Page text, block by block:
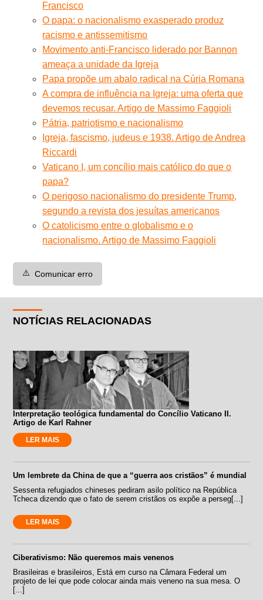
Francisco
O papa: o nacionalismo exasperado produz
racismo e antissemitismo
Movimento anti-Francisco liderado por Bannon
ameaça a unidade da Igreja
Papa propõe um abalo radical na Cúria Romana
A compra de influência na Igreja: uma oferta que
devemos recusar. Artigo de Massimo Faggioli
Pátria, patriotismo e nacionalismo
Igreja, fascismo, judeus e 1938. Artigo de Andrea
Riccardi
Vaticano I, um concílio mais católico do que o
papa?
O perigoso nacionalismo do presidente Trump,
segundo a revista dos jesuítas americanos
O catolicismo entre o globalismo e o
nacionalismo. Artigo de Massimo Faggioli
⚠️ Comunicar erro
NOTÍCIAS RELACIONADAS
Interpretação teológica fundamental do Concílio Vaticano II.
Artigo de Karl Rahner
LER MAIS
Um lembrete da China de que a “guerra aos cristãos” é mundial
Sessenta refugiados chineses pediram asilo político na República
Tcheca dizendo que o fato de serem cristãos os expõe a perseg[...]
LER MAIS
Ciberativismo: Não queremos mais venenos
Brasileiras e brasileiros, Está em curso na Câmara Federal um
projeto de lei que pode colocar ainda mais veneno na sua mesa. O
[...]